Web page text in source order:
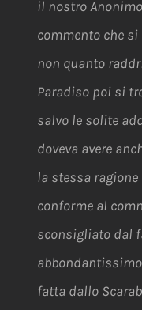
il nostro
commento che si
non quanto
Paradiso poi si
salvo le solite
doveva avere
la stessa ragione
conforme al
sconsigliato dal
fatta dallo